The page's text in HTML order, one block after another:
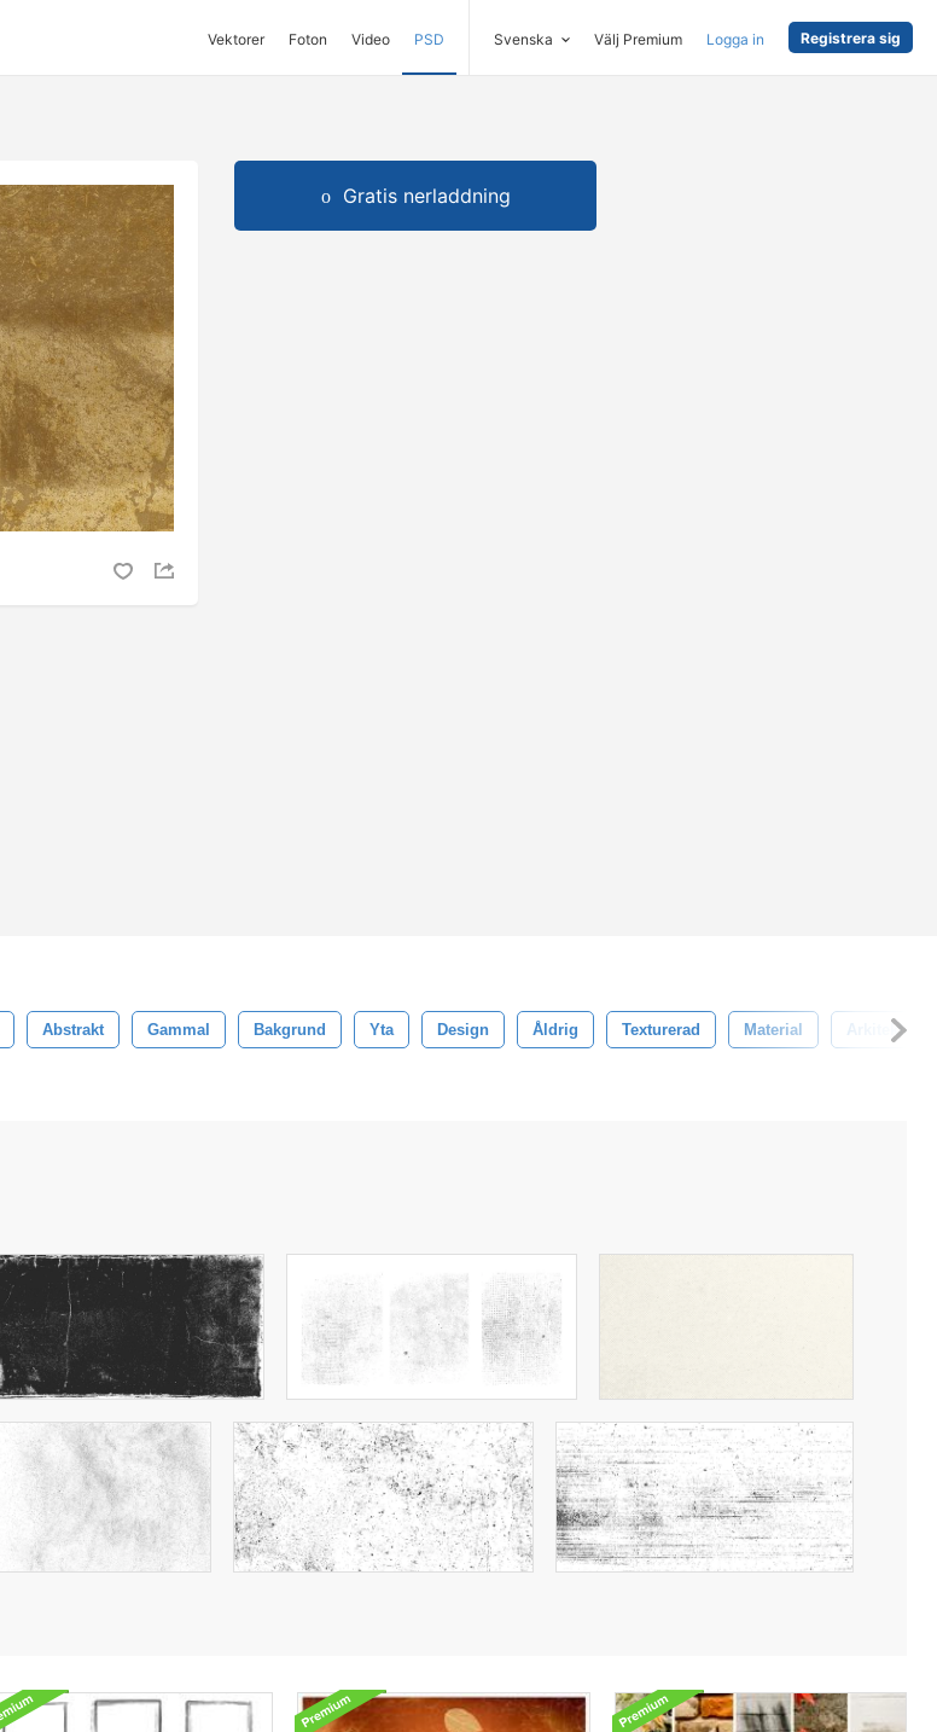
Vektorer Foton Video PSD Svenska Välj Premium Logga in Registrera sig
Gratis nerladdning
Abstrakt Gammal Bakgrund Yta Design Åldrig Texturerad Material Arkitektur